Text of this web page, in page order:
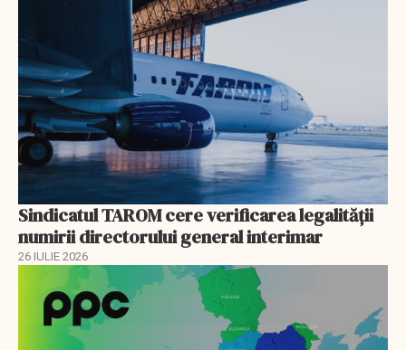
Sindicatul TAROM cere verificarea legalității
numirii directorului general interimar
26 IULIE 2026